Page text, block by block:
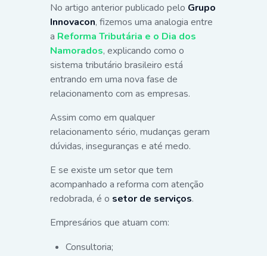
No artigo anterior publicado pelo Grupo
Innovacon, fizemos uma analogia entre
a Reforma Tributária e o Dia dos
Namorados, explicando como o
sistema tributário brasileiro está
entrando em uma nova fase de
relacionamento com as empresas.
Assim como em qualquer
relacionamento sério, mudanças geram
dúvidas, inseguranças e até medo.
E se existe um setor que tem
acompanhado a reforma com atenção
redobrada, é o setor de serviços.
Empresários que atuam com:
Consultoria;